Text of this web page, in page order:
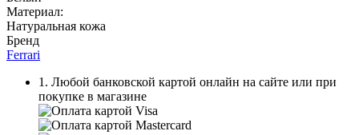
Материал:
Натуральная кожа
Бренд
Ferrari
1. Любой банковской картой онлайн на сайте или при
покупке в магазине